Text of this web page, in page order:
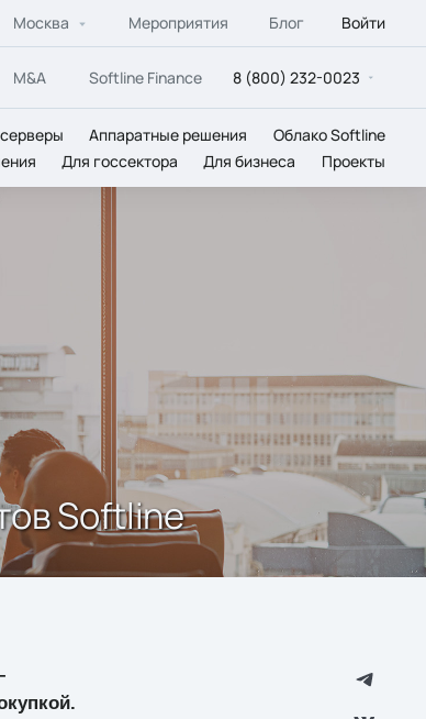
Москва Мероприятия Блог Войти
M&A Softline Finance 8 (800) 232-0023
Аппаратные решения
Облако Softline
Для госсектора Для бизнеса Проекты
Softline